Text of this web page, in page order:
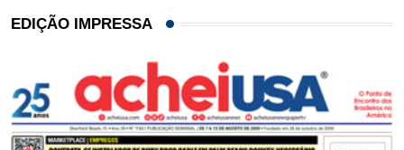
EDIÇÃO IMPRESSA